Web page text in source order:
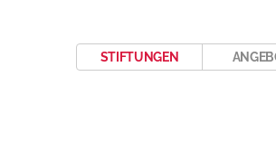
STIFTUNGEN